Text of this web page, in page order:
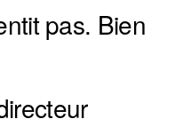
pas. Bien